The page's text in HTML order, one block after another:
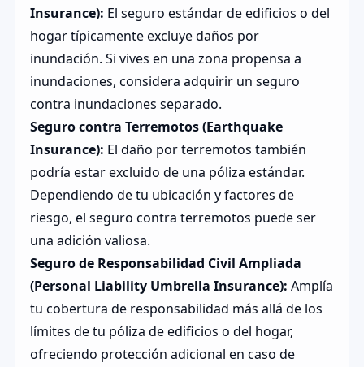
Insurance): El seguro estándar de edificios o del
hogar típicamente excluye daños por
inundación. Si vives en una zona propensa a
inundaciones, considera adquirir un seguro
contra inundaciones separado.
Seguro contra Terremotos (Earthquake
Insurance): El daño por terremotos también
podría estar excluido de una póliza estándar.
Dependiendo de tu ubicación y factores de
riesgo, el seguro contra terremotos puede ser
una adición valiosa.
Seguro de Responsabilidad Civil Ampliada
(Personal Liability Umbrella Insurance): Amplía
tu cobertura de responsabilidad más allá de los
límites de tu póliza de edificios o del hogar,
ofreciendo protección adicional en caso de